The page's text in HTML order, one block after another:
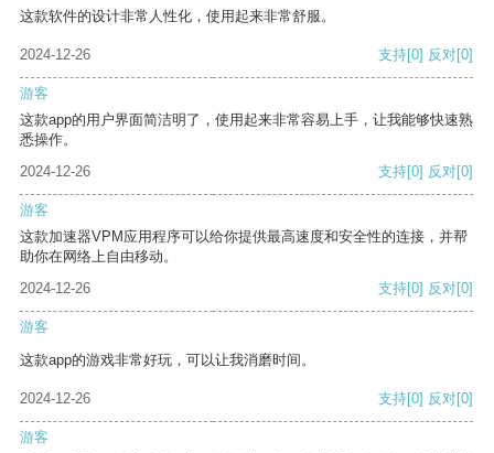
这款软件的设计非常人性化，使用起来非常舒服。
2024-12-26 支持[0] 反对[0]
游客
这款app的用户界面简洁明了，使用起来非常容易上手，让我能够快速熟
悉操作。
2024-12-26
支持[0] 反对[0]
游客
这款加速器VPM应用程序可以给你提供最高速度和安全性的连接，并帮
助你在网络上自由移动。
2024-12-26
支持[0] 反对[0]
游客
这款app的游戏非常好玩，可以让我消磨时间。
2024-12-26 支持[0] 反对[0]
游客